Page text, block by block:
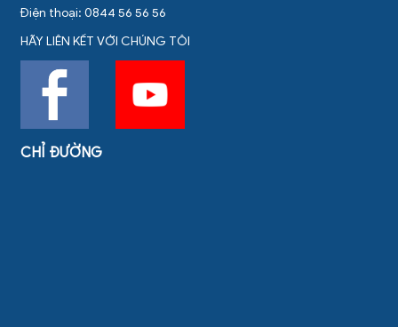
Điện thoại: 0844 56 56 56
HÃY LIÊN KẾT VỚI CHÚNG TÔI
CHỈ ĐƯỜNG